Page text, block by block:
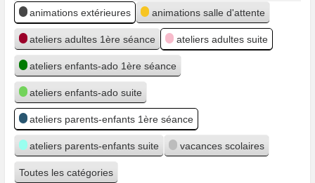
Catégories
animations extérieures animations salle d'attente
ateliers adultes 1ère séance ateliers adultes suite
ateliers enfants-ado 1ère séance
ateliers enfants-ado suite
ateliers parents-enfants 1ère séance
ateliers parents-enfants suite vacances scolaires
Toutes les catégories